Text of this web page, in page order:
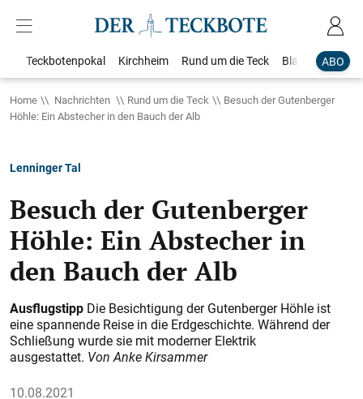
ABO
Teckbotenpokal Kirchheim Rund um die Teck Blaulicht
Home Nachrichten Rund um die Teck
Besuch der Gutenberger
Höhle: Ein Abstecher in den Bauch der Alb
Lenninger Tal
Besuch der Gutenberger
Höhle: Ein Abstecher in
den Bauch der Alb
Ausflugstipp Die Besichtigung der Gutenberger Höhle ist
eine spannende Reise in die Erdgeschichte. Während der
Schließung wurde sie mit moderner Elektrik
ausgestattet. Von Anke Kirsammer
10.08.2021